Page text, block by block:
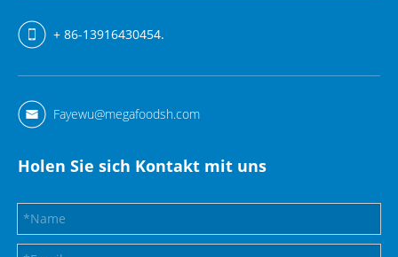
+ 86-13916430454.
Fayewu@megafoodsh.com
Holen Sie sich Kontakt mit uns